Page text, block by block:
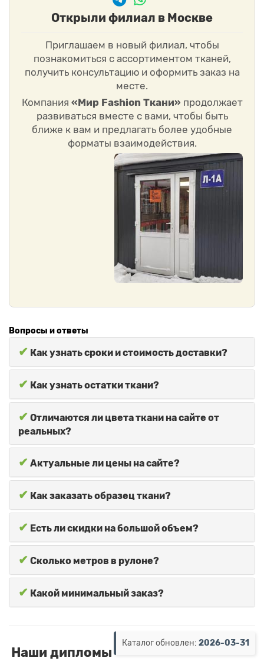
Открыли филиал в Москве
Приглашаем в новый филиал, чтобы
познакомиться с ассортиментом тканей,
получить консультацию и оформить заказ на
месте.
Компания «Мир Fashion Ткани» продолжает
развиваться вместе с вами, чтобы быть
ближе к вам и предлагать более удобные
форматы взаимодействия.
Вопросы и ответы
✔ Как узнать сроки и стоимость доставки?
✔ Как узнать остатки ткани?
✔ Отличаются ли цвета ткани на сайте от
реальных?
✔ Актуальные ли цены на сайте?
✔ Как заказать образец ткани?
✔ Есть ли скидки на большой объем?
✔ Сколько метров в рулоне?
✔ Какой минимальный заказ?
Каталог обновлен: 2026-03-31
Наши дипломы